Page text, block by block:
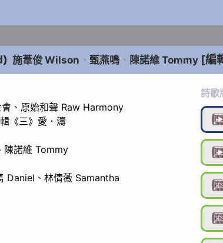
) 施葦俊 Wilson 、 甄燕鳴 、 陳諾維 Tommy [編
、 原始和聲 Raw Harmony
《三》愛．濤
陳諾維 Tommy
Daniel 、 林倩薇 Samantha
詩歌